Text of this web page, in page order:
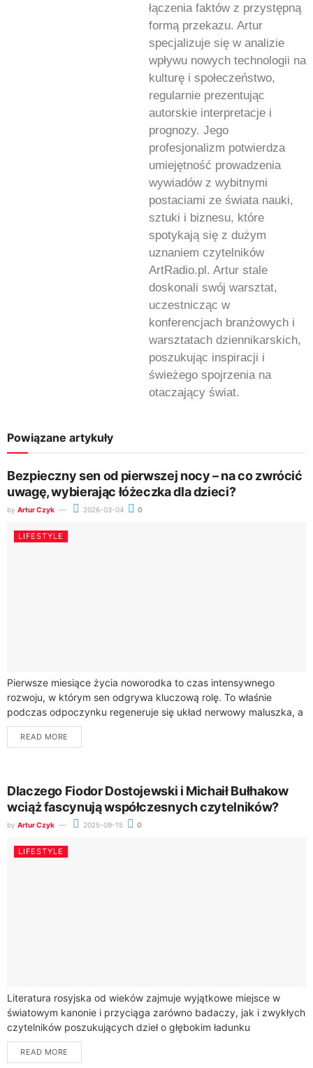
łączenia faktów z przystępną
formą przekazu. Artur
specjalizuje się w analizie
wpływu nowych technologii na
kulturę i społeczeństwo,
regularnie prezentując
autorskie interpretacje i
prognozy. Jego
profesjonalizm potwierdza
umiejętność prowadzenia
wywiadów z wybitnymi
postaciami ze świata nauki,
sztuki i biznesu, które
spotykają się z dużym
uznaniem czytelników
ArtRadio.pl. Artur stale
doskonali swój warsztat,
uczestnicząc w
konferencjach branżowych i
warsztatach dziennikarskich,
poszukując inspiracji i
świeżego spojrzenia na
otaczający świat.
Powiązane artykuły
Bezpieczny sen od pierwszej nocy – na co zwrócić
uwagę, wybierając łóżeczka dla dzieci?
by Artur Czyk 2026-03-04 0
LIFESTYLE
Pierwsze miesiące życia noworodka to czas intensywnego
rozwoju, w którym sen odgrywa kluczową rolę. To właśnie
podczas odpoczynku regeneruje się układ nerwowy maluszka, a
organizm wydziela hormon wzrostu. Dla rodziców...
READ MORE
Dlaczego Fiodor Dostojewski i Michaił Bułhakow
wciąż fascynują współczesnych czytelników?
by Artur Czyk 2025-09-15 0
LIFESTYLE
Literatura rosyjska od wieków zajmuje wyjątkowe miejsce w
światowym kanonie i przyciąga zarówno badaczy, jak i zwykłych
czytelników poszukujących dzieł o głębokim ładunku
emocjonalnym. Wielcy klasycy, których twórczość wyznaczyła
nowe...
READ MORE